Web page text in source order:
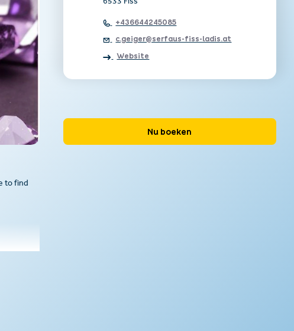
6533 Fiss
+436644245085
c.geiger@serfaus-fiss-ladis.at
Website
Nu boeken
to find